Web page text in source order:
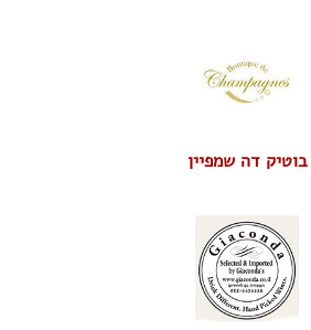
בוטיק דה שמפיין